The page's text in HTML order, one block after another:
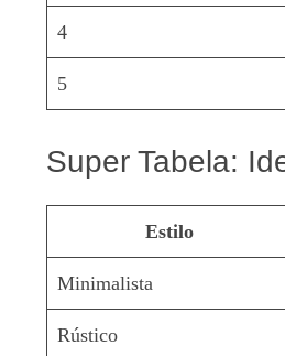
4
5
Super Tabela:
Estilo
Minimalista
Rústico